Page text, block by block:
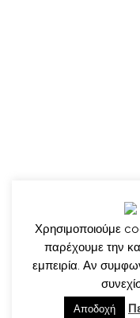
©
Χρησιμοποιούμε
παρέχουμε την
εμπειρία. Αν
Αποδοχή